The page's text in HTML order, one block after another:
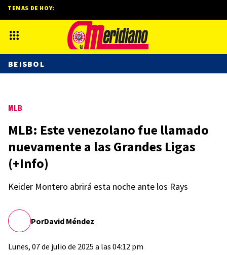
MLB
MLB: Este venezolano fue llamado
nuevamente a las Grandes Ligas
(+Info)
Keider Montero abrirá esta noche ante los Rays
PorDavid Méndez
Lunes, 07 de julio de 2025 a las 04:12 pm
TEMAS DE HOY:
BEISBOL